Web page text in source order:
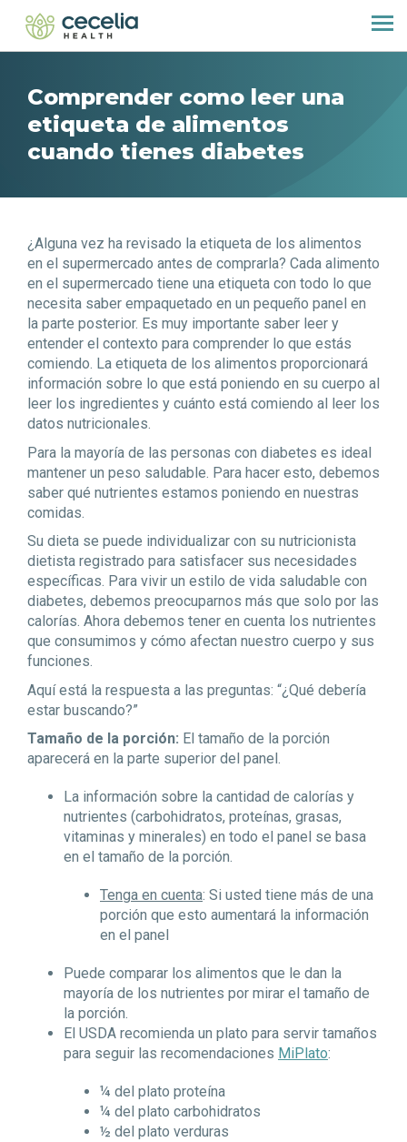
Comprender como leer una
etiqueta de alimentos
cuando tienes diabetes
¿Alguna vez ha revisado la etiqueta de los alimentos
en el supermercado antes de comprarla? Cada alimento
en el supermercado tiene una etiqueta con todo lo que
necesita saber empaquetado en un pequeño panel en
la parte posterior. Es muy importante saber leer y
entender el contexto para comprender lo que estás
comiendo. La etiqueta de los alimentos proporcionará
información sobre lo que está poniendo en su cuerpo al
leer los ingredientes y cuánto está comiendo al leer los
datos nutricionales.
Para la mayoría de las personas con diabetes es ideal
mantener un peso saludable. Para hacer esto, debemos
saber qué nutrientes estamos poniendo en nuestras
comidas.
Su dieta se puede individualizar con su nutricionista
dietista registrado para satisfacer sus necesidades
específicas. Para vivir un estilo de vida saludable con
diabetes, debemos preocuparnos más que solo por las
calorías. Ahora debemos tener en cuenta los nutrientes
que consumimos y cómo afectan nuestro cuerpo y sus
funciones.
Aquí está la respuesta a las preguntas: “¿Qué debería
estar buscando?”
Tamaño de la porción: El tamaño de la porción
aparecerá en la parte superior del panel.
La información sobre la cantidad de calorías y
nutrientes (carbohidratos, proteínas, grasas,
vitaminas y minerales) en todo el panel se basa
en el tamaño de la porción.
Tenga en cuenta: Si usted tiene más de una
porción que esto aumentará la información
en el panel
Puede comparar los alimentos que le dan la
mayoría de los nutrientes por mirar el tamaño de
la porción.
El USDA recomienda un plato para servir tamaños
para seguir las recomendaciones MiPlato:
¼ del plato proteína
¼ del plato carbohidratos
½ del plato verduras